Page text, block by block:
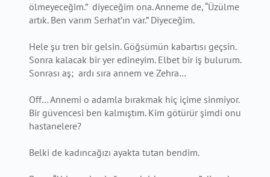
ölmeyeceğim.” diyeceğim ona. Anneme de, “Üzülme
artık. Ben varım Serhat’ın var.” Diyeceğim.
Hele şu tren bir gelsin. Göğsümün kabartısı geçsin.
Sonra kalacak bir yer edineyim. Elbet bir iş bulurum.
Sonrası aş; ardı sıra annem ve Zehra…
Off… Annemi o adamla bırakmak hiç içime sinmiyor.
Bir güvencesi ben kalmıştım. Kim götürür şimdi onu
hastanelere?
Belki de kadıncağızı ayakta tutan bendim.